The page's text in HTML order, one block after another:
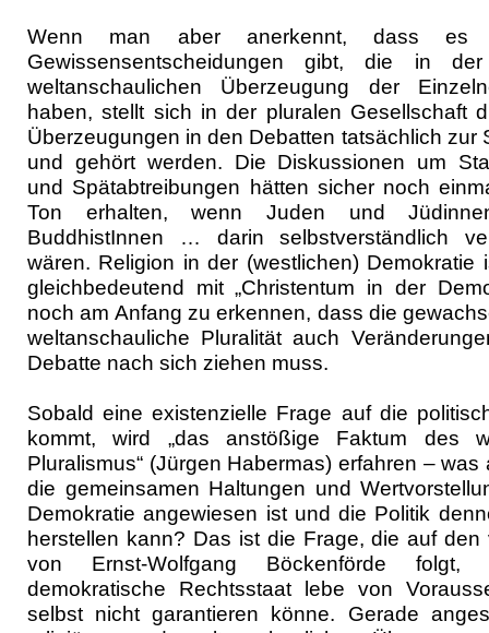
Wenn man aber anerkennt, dass
Gewissensentscheidungen gibt, die in
weltanschaulichen Überzeugung der
haben, stellt sich in der pluralen Gesellschaft
Überzeugungen in den Debatten tatsächlich zur
und gehört werden. Die Diskussionen um
und Spätabtreibungen hätten sicher noch
Ton erhalten, wenn Juden und
BuddhistInnen … darin selbstverständlich
wären. Religion in der (westlichen) Demokratie
gleichbedeutend mit „Christentum in der
noch am Anfang zu erkennen, dass die
weltanschauliche Pluralität auch
Debatte nach sich ziehen muss.
Sobald eine existenzielle Frage auf die
kommt, wird „das anstößige Faktum des
Pluralismus“ (Jürgen Habermas) erfahren –
die gemeinsamen Haltungen und
Demokratie angewiesen ist und die Politik
herstellen kann? Das ist die Frage, die auf den
von Ernst-Wolfgang Böckenförde folgt,
demokratische Rechtsstaat lebe von
selbst nicht garantieren könne. Gerade